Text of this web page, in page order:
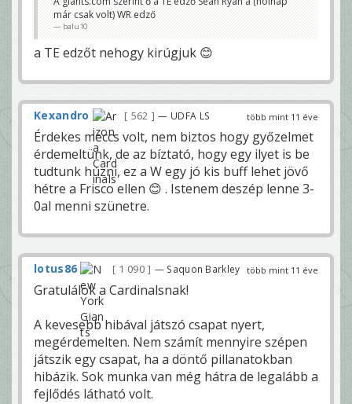
már csak volt) WR edző
balu10
a TE edzőt nehogy kirúgjuk 😊
több mint 11 éve
Kexandro 562 — UDFA LS
Érdekes meccs volt, nem biztos hogy győzelmet
érdemeltünk, de az bíztató, hogy egy ilyet is be
tudtunk húzni, ez a W egy jó kis buff lehet jövő
hétre a Frisco ellen 😊 . Istenem deszép lenne 3-
0al menni szünetre.
több mint 11 éve
lotus86 1 090 — Saquon Barkley
Gratulálok a Cardinalsnak!
A kevesebb hibával játszó csapat nyert,
megérdemelten. Nem számít mennyire szépen
játszik egy csapat, ha a döntő pillanatokban
hibázik. Sok munka van még hátra de legalább a
fejlődés látható volt.